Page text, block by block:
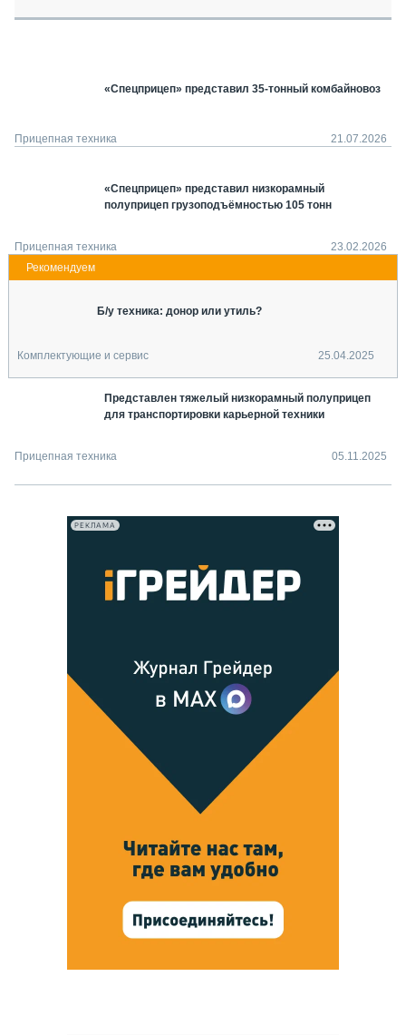
СТАТЬИ ПО КАТЕГОРИЯМ ТЕХНИКИ
«Спецприцеп» представил 35-тонный комбайновоз
Прицепная техника 21.07.2026
«Спецприцеп» представил низкорамный
полуприцеп грузоподъёмностью 105 тонн
Прицепная техника 23.02.2026
Б/у техника: донор или утиль?
Комплектующие и сервис 25.04.2025
Представлен тяжелый низкорамный полуприцеп
для транспортировки карьерной техники
Прицепная техника 05.11.2025
РЕКЛАМА